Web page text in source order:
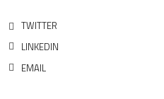
TWITTER
LINKEDIN
EMAIL